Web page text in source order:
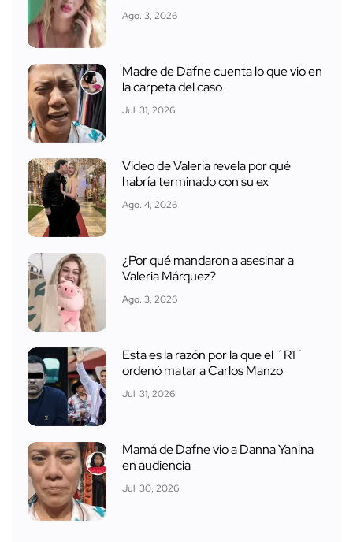
Ago. 3, 2026
Madre de Dafne cuenta lo que vio en
la carpeta del caso
Jul. 31, 2026
Video de Valeria revela por qué
habría terminado con su ex
Ago. 4, 2026
¿Por qué mandaron a asesinar a
Valeria Márquez?
Ago. 3, 2026
Esta es la razón por la que el ´R1´
ordenó matar a Carlos Manzo
Jul. 31, 2026
Mamá de Dafne vio a Danna Yanina
en audiencia
Jul. 30, 2026